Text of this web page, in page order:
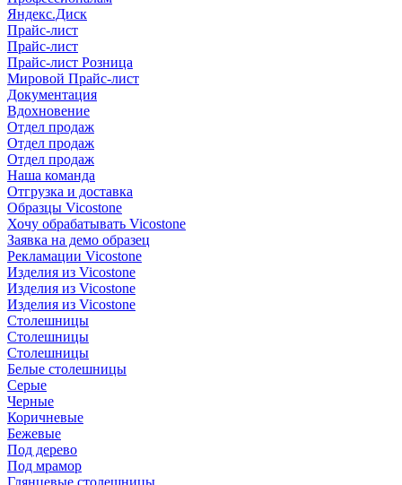
Яндекс.Диск
Прайс-лист
Прайс-лист
Прайс-лист Розница
Мировой Прайс-лист
Документация
Вдохновение
Отдел продаж
Отдел продаж
Отдел продаж
Наша команда
Отгрузка и доставка
Образцы Vicostone
Хочу обрабатывать Vicostone
Заявка на демо образец
Рекламации Vicostone
Изделия из Vicostone
Изделия из Vicostone
Изделия из Vicostone
Столешницы
Столешницы
Столешницы
Белые столешницы
Серые
Черные
Коричневые
Бежевые
Под дерево
Под мрамор
Глянцевые столешницы